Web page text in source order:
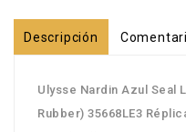
Descripción
Ulysse Nardin Azul Seal
Rubber) 35668LE3